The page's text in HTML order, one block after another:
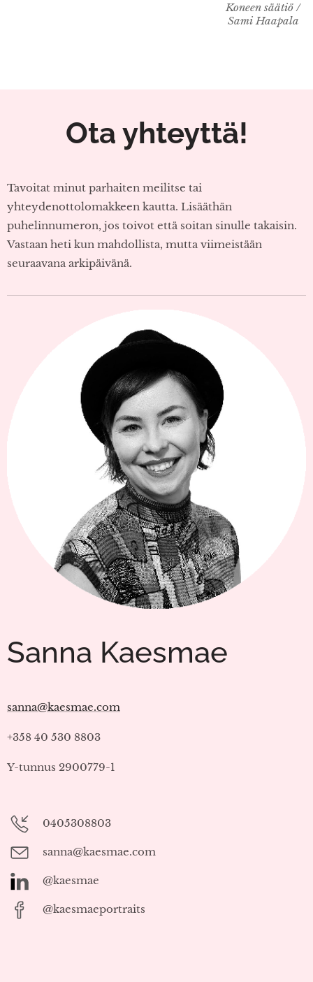
Koneen säätiö /
Sami Haapala
Ota yhteyttä!
Tavoitat minut parhaiten meilitse tai
yhteydenottolomakkeen kautta. Lisääthän
puhelinnumeron, jos toivot että soitan sinulle takaisin.
Vastaan heti kun mahdollista, mutta viimeistään
seuraavana arkipäivänä.
Sanna Kaesmae
sanna@kaesmae.com
+358 40 530 8803
Y-tunnus 2900779-1
0405308803
sanna@kaesmae.com
@kaesmae
@kaesmaeportraits